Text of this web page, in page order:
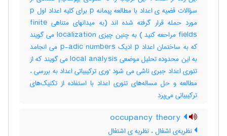
سؤالات قضیه ی اعداد با مطالعه پیمانه p برای کلیه اعداد اول p
مورد حمله قرار گرفته شده اند (به میدانهای متناهی finite
fields مراحعه کنید ) به چنین چیزی localization می گویند
که به ساختمان اعداد p ادیک p-adic numbers می انجامد
به این محدوده تحلیل موضعی local analysis می گویند که از
تئوری اعداد جبری ناشی می شود ·وری ترکیبیاتی اعداد به بررسی ،
مطالعه و حل مساله‌های تئوری اعداد با استفاده از تکنیک‌های
ترکیبیاتی می‌پرد
نظریه‌ی اشغال ، نظریه ی اشتغال